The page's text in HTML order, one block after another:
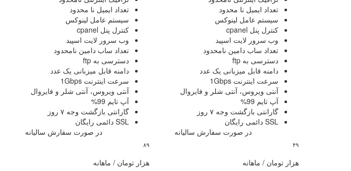
تعداد ایمیل نا محدود
سیستم عامل لینوکس
کنترل پنل cpanel
وب سرور لایت اسپید
تعداد ساب دامین نامحدود
دسترسی به ftp
دامنه قابل میزبانی یک عدد
سرعت اینترنت
آنتی ویروس، آنتی شلر و فایروال
آپ تایم 99%
گارانتی بازگشت وجه ۷ روز
SSL دائمی رایگان
در صورت سفارش سالیانه
۴۹
هزار تومان / ماهانه
تعداد ایمیل نا محدود
سیستم عامل لینوکس
کنترل پنل cpanel
وب سرور لایت اسپید
تعداد ساب دامین نامحدود
دسترسی بهftp
دامنه قابل میزبانی یک عدد
سرعت اینترنت 1Gbps
آنتی ویروس، آنتی شلر و فایروال
آپ تایم 99%
گارانتی بازگشت وجه ۷ روز
SSL دائمی رایگان
در صورت سفارش سالیانه
۸۹
هزار تومان / ماهانه